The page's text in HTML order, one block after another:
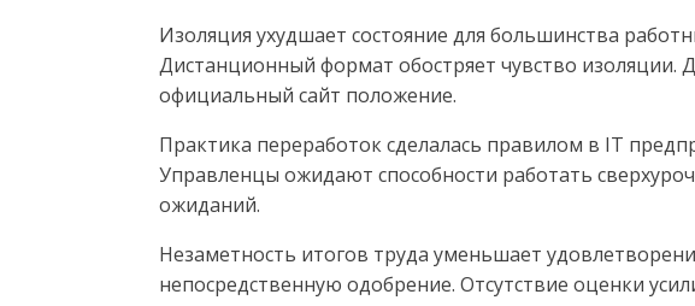
Изоляция ухудшает состояние для большинства
Дистанционный формат обостряет чувство изоляции.
официальный сайт положение.
Практика переработок сделалась правилом в IT
Управленцы ожидают способности работать
ожиданий.
Незаметность итогов труда уменьшает
непосредственную одобрение. Отсутствие оценки